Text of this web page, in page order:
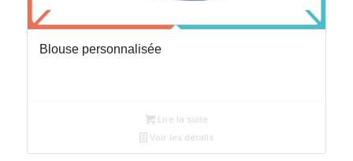
Blouse personnalisée
Lire la suite
Voir les détails